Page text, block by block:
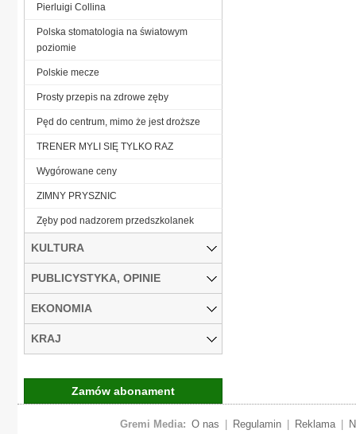
Pierluigi Collina
Polska stomatologia na światowym
poziomie
Polskie mecze
Prosty przepis na zdrowe zęby
Pęd do centrum, mimo że jest droższe
TRENER MYLI SIĘ TYLKO RAZ
Wygórowane ceny
ZIMNY PRYSZNIC
Zęby pod nadzorem przedszkolanek
KULTURA
PUBLICYSTYKA, OPINIE
EKONOMIA
KRAJ
Zamów abonament
Gremi Media: O nas Regulamin Reklama